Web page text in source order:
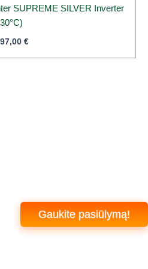
SUPREME SILVER Inverter
€
Gaukite pasiūlymą!